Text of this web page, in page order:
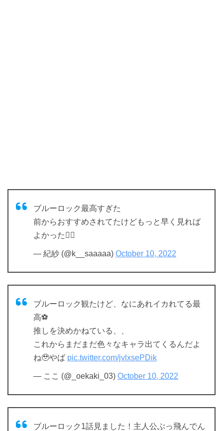
ブルーロック最高すぎた
前からおすすめされてたけどもっと早く見れば
よかった🤦‍♀️
— 紀紗 (@k__saaaaa) October 10, 2022
ブルーロック観たけど、なにあれイカれてる最
高⚽️
推しを決めかねている、、
これからまだまだ色々なキャラ出てくるんだよ
ね🥹やば pic.twitter.com/jvlxsePDik
— ここ (@_oekaki_03) October 10, 2022
ブルーロック1話見ました！主人公ぶっ飛んでん